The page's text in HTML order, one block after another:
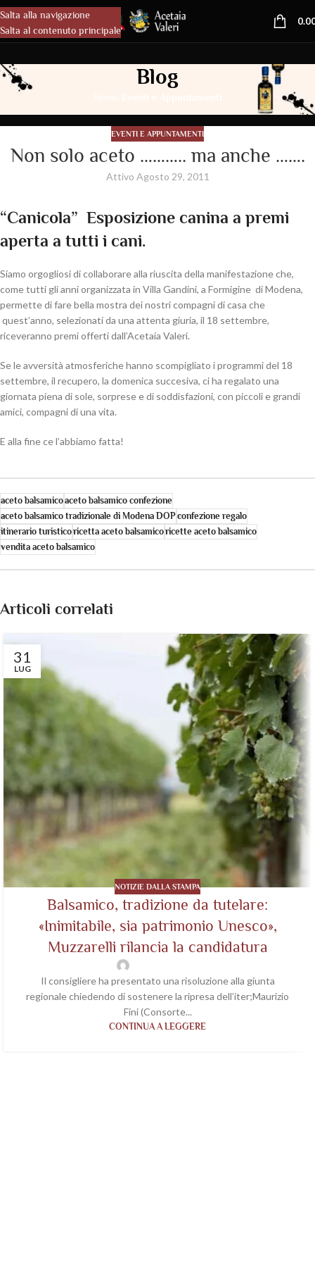
Salta alla navigazione
Salta al contenuto principale
MENU
Blog
EVENTI E APPUNTAMENTI
Non solo aceto ……….. ma anche …….
Attivo Agosto 29, 2011
“Canicola” Esposizione canina a premi
aperta a tutti i cani.
Siamo orgogliosi di collaborare alla riuscita della manifestazione che,
come tutti gli anni organizzata in Villa Gandini, a Formigine di Modena,
permette di fare bella mostra dei nostri compagni di casa che
quest’anno, selezionati da una attenta giuria, il 18 settembre,
riceveranno premi offerti dall’Acetaia Valeri.
Se le avversità atmosferiche hanno scompigliato i programmi del 18
settembre, il recupero, la domenica succesiva, ci ha regalato una
giornata piena di sole, sorprese e di soddisfazioni, con piccoli e grandi
amici, compagni di una vita.
E alla fine ce l’abbiamo fatta!
aceto balsamicoaceto balsamico confezione
aceto balsamico tradizionale di Modena DOPconfezione regalo
itinerario turisticoricetta aceto balsamicoricette aceto balsamico
vendita aceto balsamico
Articoli correlati
31
LUG
NOTIZIE DALLA STAMPA
Balsamico, tradizione da tutelare:
«Inimitabile, sia patrimonio Unesco»,
Muzzarelli rilancia la candidatura
wp-acetaiavaleri
Il consigliere ha presentato una risoluzione alla giunta
regionale chiedendo di sostenere la ripresa dell’iter;Maurizio
Fini (Consorte...
CONTINUA A LEGGERE